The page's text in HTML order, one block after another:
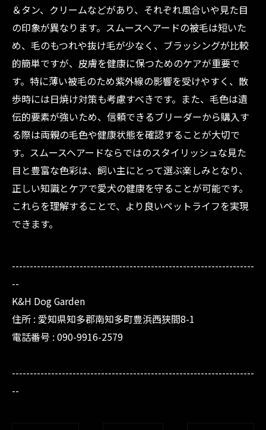
＆タン、クリームなどがあり、それぞれ風合いや見た目
の印象が異なります。スムースヘアードの被毛は短いた
め、毛のもつれや抜け毛が少なく、ブラッシングが比較
的簡単ですが、皮膚を健康に保つためのケアが重要で
す。特に薄い被毛のため紫外線の影響を受けやすく、散
歩時には日焼け対策も考慮すべきです。また、毛色は遺
伝的要素が強いため、信頼できるブリーダーから購入す
る際は両親の毛色や健康状態を確認することが大切で
す。スムースヘアードならではのスタイリッシュな見た
目と豊富な色彩は、飼い主にとって選ぶ楽しみとなり、
正しい知識とケアで愛犬の健康を守ることが可能です。
これらを理解することで、より良いペットライフを実現
できます。
--------------------------------------------------------------------
--
K&H Dog Garden
住所 : 愛知県知多郡南知多町豊浜西狭間8-1
電話番号 : 090-9916-2579
--------------------------------------------------------------------
--